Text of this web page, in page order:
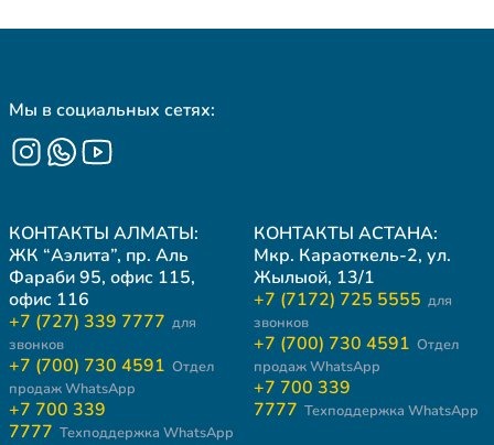
Мы в социальных сетях:
КОНТАКТЫ АЛМАТЫ:
ЖК “Аэлита”, пр. Аль
Фараби 95, офис 115,
офис 116
+7 (727) 339 7777 для
звонков
+7 (700) 730 4591 Отдел
продаж WhatsApp
+7 700 339
7777 Техподдержка WhatsApp
КОНТАКТЫ АСТАНА:
Мкр. Караоткель-2, ул.
Жылыой, 13/1
+7 (7172) 725 5555 для
звонков
+7 (700) 730 4591 Отдел
продаж WhatsApp
+7 700 339
7777 Техподдержка WhatsApp